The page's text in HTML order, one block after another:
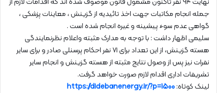
جمله انجام مکاتبات جهت اخذ تائیدیه از گزینش ، معاینات پزشکی ،
گواهی عدم سوء پیشینه و غیره انجام شده است .
سلیمی اظهار داشت : با توجه به مدارک مثبته واعلام نظرنمایندگی
هسته گزینش، از این تعداد برای ۷۱ نفر احکام پرسنلی صادر و برای سایر
نفرات نیز پس از وصول نتایج مثبته از هسته گزینش و انجام سایر
تشریفات اداری اقدام لازم صورت خواهد گرفت.
لینک کوتاه:https://didebanenergy.ir/?p=1500